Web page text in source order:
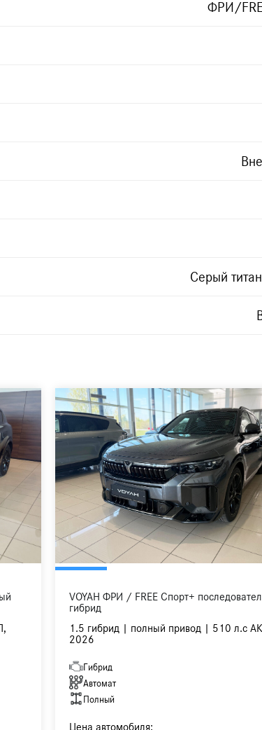
ФРИ/
Серый
VOYAH ФРИ / FREE Спорт+
гибрид
1.5 гибрид | полный привод | 510 л.с
2026
Гибрид
Автомат
Полный
Цена автомобиля: